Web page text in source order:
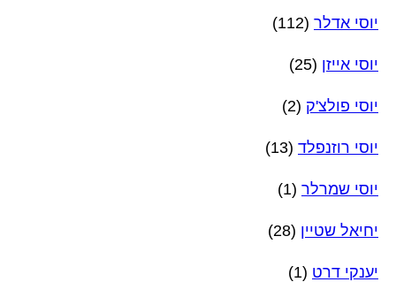
יוסי אדלר (112)
יוסי אייזן (25)
יוסי פולצ'ק (2)
יוסי רוזנפלד (13)
יוסי שמרלר (1)
יחיאל שטיין (28)
יענקי דרט (1)